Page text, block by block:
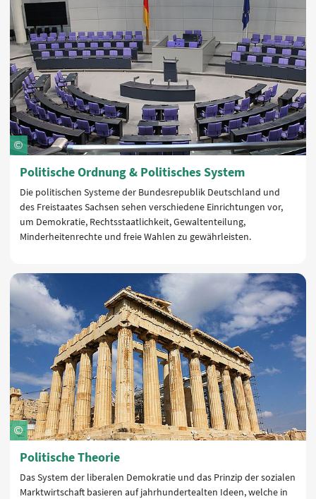
Politische Ordnung & Politisches System
Die politischen Systeme der Bundesrepublik Deutschland und
des Freistaates Sachsen sehen verschiedene Einrichtungen vor,
um Demokratie, Rechtsstaatlichkeit, Gewaltenteilung,
Minderheitenrechte und freie Wahlen zu gewährleisten.
Politische Theorie
Das System der liberalen Demokratie und das Prinzip der sozialen
Marktwirtschaft basieren auf jahrhundertealten Ideen, welche in